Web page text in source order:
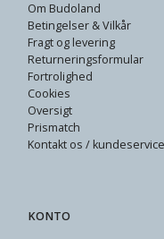
Om Budoland
Betingelser & Vilkår
Fragt og levering
Returneringsformular
Fortrolighed
Cookies
Oversigt
Prismatch
Kontakt os / kundeservice
KONTO